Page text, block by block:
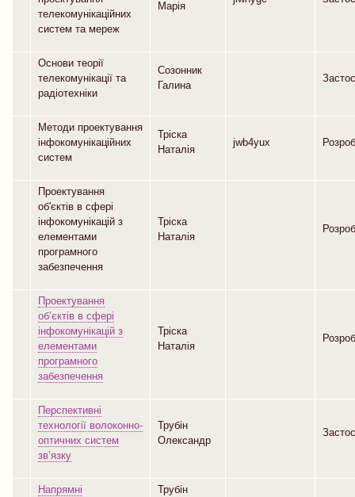
телекомунікаційних
систем та мереж
Марія
Основи теорії
телекомунікації та
радіотехніки
Созонник
Галина
Методи проектування
інфокомунікаційних
систем
Тріска
Наталія
jwb4yux
Проектування
об'єктів в сфері
інфокомунікацій з
елементами
програмного
забезпечення
Тріска
Наталія
Проектування
об’єктів в сфері
інфокомунікацій з
елементами
програмного
забезпечення
Тріска
Наталія
Перспективні
технології волоконно-
оптичних систем
зв’язку
Трубін
Олександр
Напрямні
Трубін